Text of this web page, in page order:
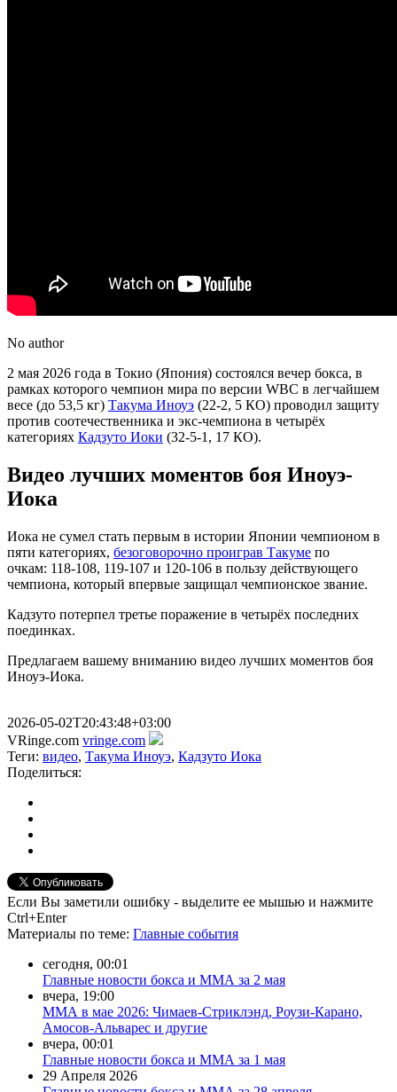
No author
2 мая 2026 года в Токио (Япония) состоялся вечер бокса, в
рамках которого чемпион мира по версии WBC в легчайшем
весе (до 53,5 кг) Такума Иноуэ (22-2, 5 КО) проводил защиту
против соотечественника и экс-чемпиона в четырёх
категориях Кадзуто Иоки (32-5-1, 17 КО).
Видео лучших моментов боя Иноуэ-
Иока
Иока не сумел стать первым в истории Японии чемпионом в
пяти категориях, безоговорочно проиграв Такуме по
очкам: 118-108, 119-107 и 120-106 в пользу действующего
чемпиона, который впервые защищал чемпионское звание.
Кадзуто потерпел третье поражение в четырёх последних
поединках.
Предлагаем вашему вниманию видео лучших моментов боя
Иноуэ-Иока.
2026-05-02T20:43:48+03:00
VRinge.com vringe.com
Теги: видео, Такума Иноуэ, Кадзуто Иока
Поделиться:
Если Вы заметили ошибку - выделите ее мышью и нажмите
Ctrl+Enter
Материалы по теме: Главные события
сегодня, 00:01
Главные новости бокса и ММА за 2 мая
вчера, 19:00
ММА в мае 2026: Чимаев-Стриклэнд, Роузи-Карано,
Амосов-Альварес и другие
вчера, 00:01
Главные новости бокса и ММА за 1 мая
29 Апреля 2026